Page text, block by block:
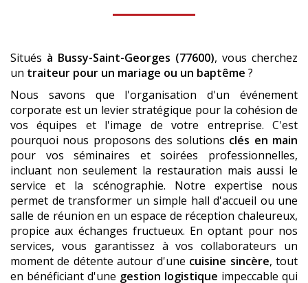
Situés à Bussy-Saint-Georges (77600), vous cherchez
un traiteur pour un mariage ou un baptême ?
Nous savons que l'organisation d'un événement
corporate est un levier stratégique pour la cohésion de
vos équipes et l'image de votre entreprise. C'est
pourquoi nous proposons des solutions clés en main
pour vos séminaires et soirées professionnelles,
incluant non seulement la restauration mais aussi le
service et la scénographie. Notre expertise nous
permet de transformer un simple hall d'accueil ou une
salle de réunion en un espace de réception chaleureux,
propice aux échanges fructueux. En optant pour nos
services, vous garantissez à vos collaborateurs un
moment de détente autour d'une cuisine sincère, tout
en bénéficiant d'une gestion logistique impeccable qui